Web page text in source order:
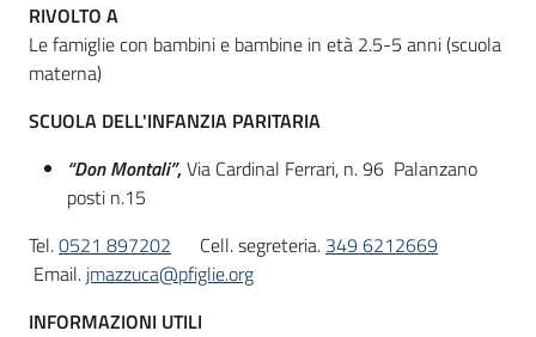
Informazioni
locali
Newsletter
RIVOLTO A
Le famiglie con bambini e bambine in età 2.5-5 anni (scuola
materna)
SCUOLA DELL'INFANZIA PARITARIA
“Don Montali”, Via Cardinal Ferrari, n. 96 Palanzano
posti n.15
Tel.0521 897202 Cell. segreteria. 349 6212669
Email. jmazzuca@pfiglie.org
INFORMAZIONI UTILI